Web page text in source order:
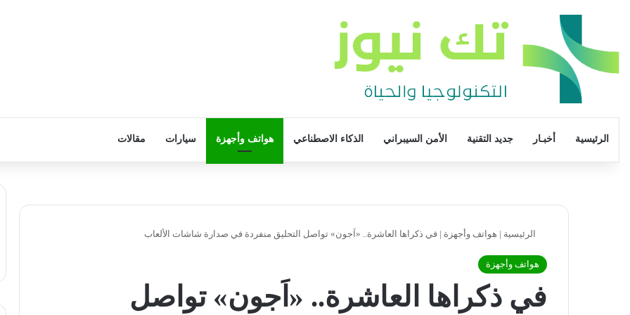
الرئيسية أخبـار جديد التقنية الأمن السيبراني الذكاء الاصطناعي هواتف وأجهزة سيارات مقالات
الرئيسية | هواتف وأجهزة | في ذكراها العاشرة.. «اَجون» تواصل التحليق منفردة في صدارة شاشات الألعاب
هواتف وأجهزة
في ذكراها العاشرة.. «اَجون» تواصل